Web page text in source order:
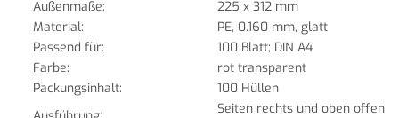
Außenmaße:
225 x 312 mm
Material:
PE, 0.160 mm, glatt
Passend für:
100 Blatt; DIN A4
Farbe:
rot transparent
Packungsinhalt:
100 Hüllen
Seiten rechts und oben offen